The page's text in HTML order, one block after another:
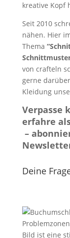
kreative Kopf
Seit 2010
nähen. Hier
Thema
von crafteln
gerne
Kleidung
Verpasse
erfahre
–
Deine